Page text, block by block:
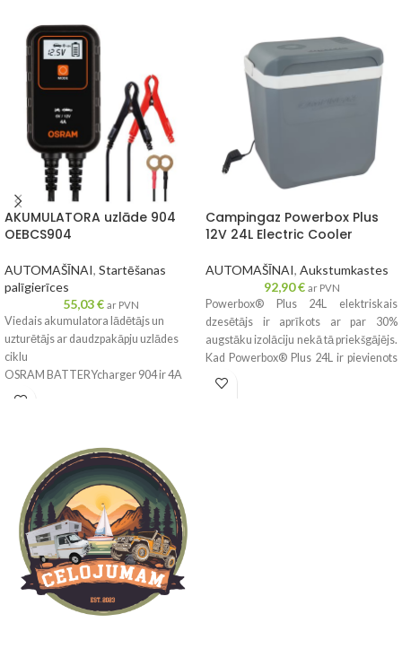
AKUMULATORA uzlāde 904
OEBCS904
AUTOMAŠĪNAI, Startēšanas
palīgierīces
55,03€ ar PVN
Viedais akumulatora lādētājs un
uzturētājs ar daudzpakāpju uzlādes
ciklu
OSRAM BATTERYcharger 904 ir 4A
viedais lādētājs un akumulatora
motocikliem un lielākajai daļai mazāku
transportlīdzekļu. 7 pakāpju uzlādes
cikls, nospiežot pogu litija
akumulatoriem ar tikai 9 pakāpju svina
skābes/AGM akumulatoru ciklu.
Pievienojiet un pārliecinieties, ka
automašīnas akumulatora lādētājs
uztur jūsu automašīnas akumulatoru,
jo tas automātiski pielāgojas ilgstošas ​​
apkopes režīmam, kad akumulators ir
Campingaz Powerbox Plus
12V 24L Electric Cooler
AUTOMAŠĪNAI, Aukstumkastes
92,90€ ar PVN
Powerbox® Plus 24L elektriskais
dzesētājs ir aprīkots ar par 30%
augstāku izolāciju nekā tā priekšgājējs.
Kad Powerbox® Plus 24L ir pievienots
elektrībai, izmantojot transformatoru,